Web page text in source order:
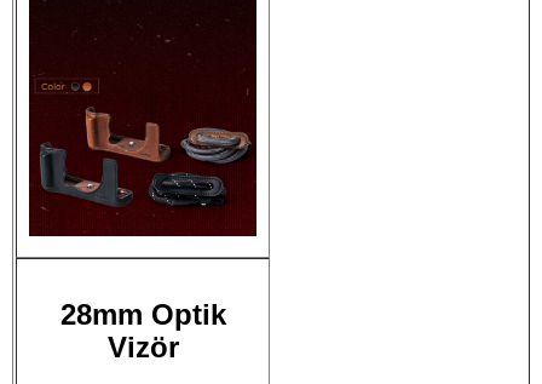
28mm Optik
Vizör